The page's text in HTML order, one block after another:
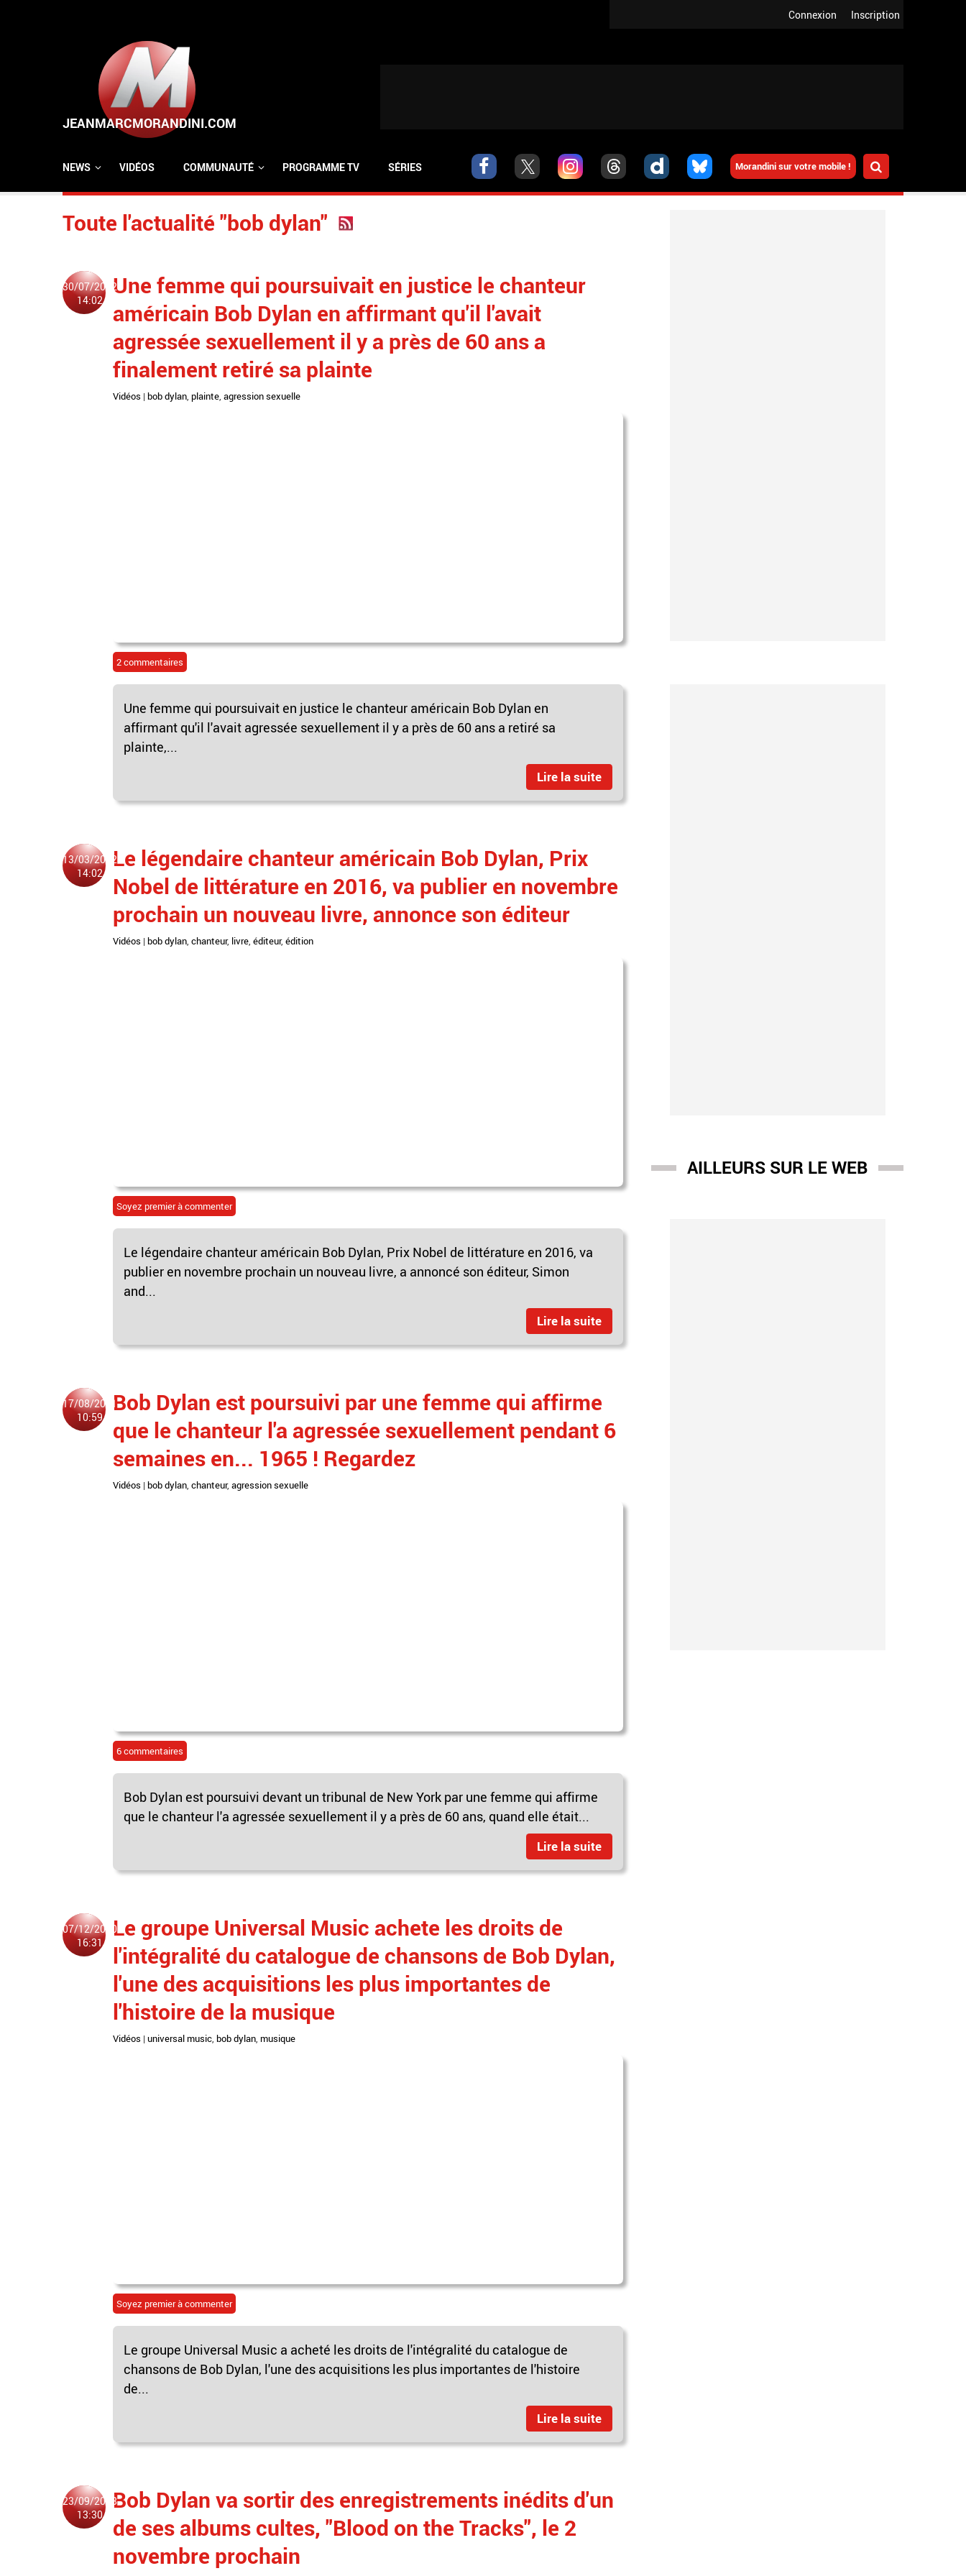
Inscription
Connexion
Morandini sur votre mobile !
NEWS VIDÉOS COMMUNAUTÉ PROGRAMME TV SÉRIES
Toute l'actualité "bob dylan"
30/07/2022
14:02
Une femme qui poursuivait en justice le chanteur
américain Bob Dylan en affirmant qu'il l'avait
agressée sexuellement il y a près de 60 ans a
finalement retiré sa plainte
Vidéos | bob dylan, plainte, agression sexuelle
2 commentaires
Une femme qui poursuivait en justice le chanteur américain Bob Dylan en
affirmant qu'il l'avait agressée sexuellement il y a près de 60 ans a retiré sa
plainte,...
Lire la suite
13/03/2022
14:02
Le légendaire chanteur américain Bob Dylan, Prix
Nobel de littérature en 2016, va publier en novembre
prochain un nouveau livre, annonce son éditeur
Vidéos | bob dylan chanteur, livre éditeur, édition
Soyez premier à commenter
Le légendaire chanteur américain Bob Dylan, Prix Nobel de littérature en 2016, va
publier en novembre prochain un nouveau livre, a annoncé son éditeur, Simon
and...
Lire la suite
17/08/2021
10:59
Bob Dylan est poursuivi par une femme qui affirme
que le chanteur l'a agressée sexuellement pendant 6
semaines en... 1965 ! Regardez
Vidéos | bob dylan, chanteur, agression sexuelle
6 commentaires
Bob Dylan est poursuivi devant un tribunal de New York par une femme qui affirme
que le chanteur l'a agressée sexuellement il y a près de 60 ans, quand elle était...
Lire la suite
07/12/2020
16:31
Le groupe Universal Music achete les droits de
l'intégralité du catalogue de chansons de Bob Dylan,
l'une des acquisitions les plus importantes de
l'histoire de la musique
Vidéos | universal music bob dylan musique
Soyez premier à commenter
Le groupe Universal Music a acheté les droits de l'intégralité du catalogue de
chansons de Bob Dylan, l'une des acquisitions les plus importantes de l'histoire
de...
Lire la suite
23/09/2018
13:30
Bob Dylan va sortir des enregistrements inédits d'un
de ses albums cultes, "Blood on the Tracks", le 2
novembre prochain
AILLEURS SUR LE WEB